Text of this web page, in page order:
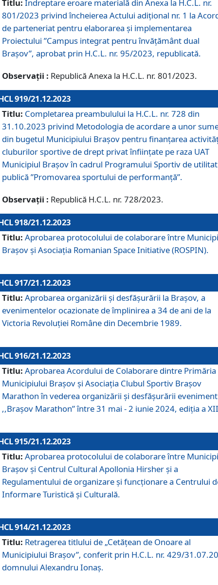
Titlu: Îndreptare eroare materială din Anexa la H.C.L. nr.
801/2023 privind încheierea Actului adițional nr. 1 la
de parteneriat pentru elaborarea și implementarea
Proiectului ”Campus integrat pentru învățământ dual
Brașov”, aprobat prin H.C.L. nr. 95/2023, republicată.
Observații : Republică Anexa la H.C.L. nr. 801/2023.
919/21.12.2023
Titlu: Completarea preambulului la H.C.L. nr. 728 din
31.10.2023 privind Metodologia de acordare a unor
din bugetul Municipiului Brașov pentru finanțarea
cluburilor sportive de drept privat înființate pe raza UAT
Municipiul Brașov în cadrul Programului Sportiv de
publică ”Promovarea sportului de performanță”.
Observații : Republică H.C.L. nr. 728/2023.
918/21.12.2023
Titlu: Aprobarea protocolului de colaborare între
Brașov și Asociația Romanian Space Initiative (ROSPIN).
917/21.12.2023
Titlu: Aprobarea organizării şi desfăşurării la Braşov, a
evenimentelor ocazionate de împlinirea a 34 de ani de la
Victoria Revoluţiei Române din Decembrie 1989.
916/21.12.2023
Titlu: Aprobarea Acordului de Colaborare dintre Primăria
Municipiului Brașov și Asociația Clubul Sportiv Brașov
Marathon în vederea organizării și desfășurării
,,Brașov Marathon” între 31 mai - 2 iunie 2024, ediția a
915/21.12.2023
Titlu: Aprobarea protocolului de colaborare între
Brașov și Centrul Cultural Apollonia Hirsher și a
Regulamentului de organizare și funcționare a Centrului
Informare Turistică și Culturală.
914/21.12.2023
Titlu: Retragerea titlului de „Cetățean de Onoare al
Municipiului Brașov”, conferit prin H.C.L. nr. 429/
domnului Alexandru Ionaș.